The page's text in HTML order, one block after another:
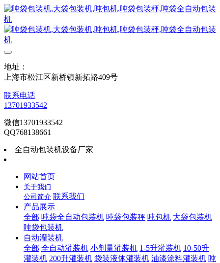
地址：
上海市松江区新桥镇新拓路409号
联系电话
13701933542
微信13701933542
QQ768138661
全自动包装机设备厂家
网站首页
关于我们
公司简介 联系我们
产品展示
全部 吨袋全自动包装机 吨袋包装秤 吨包机 大袋包装机
吨袋包装机
自动灌装机
全部 全自动灌装机 小剂量灌装机 1-5升灌装机 10-50升
灌装机 200升灌装机 袋装液体灌装机 油漆涂料灌装机 吨